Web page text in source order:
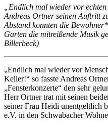
„Endlich mal wieder vor
Andreas Ortner seinen Auftritt
Abstand konnten die
Garten die mitreißende Musik
Billerbeck)
„Endlich mal wieder vor
Keller!“ so fasste Andreas
„Fensterkonzerte“ den sehr
Herr Ortner trat mit seinen
seiner Frau Heidi unentgeltlich
e.V. in den Schwabacher